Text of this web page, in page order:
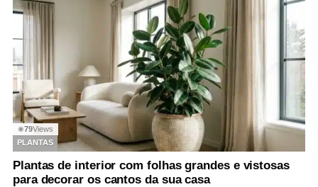
◉79Views
PLANTAS
Plantas de interior com folhas grandes e vistosas
para decorar os cantos da sua casa